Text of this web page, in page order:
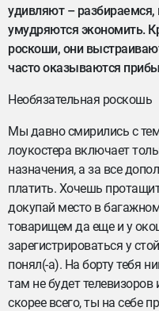
удивляют –
умудряются экономить.
роскоши, они
часто оказываются
Необязательная роскошь
Мы давно смирились с
лоукостера включает
назначения, а за все
платить. Хочешь
докупай место в
товарищем да еще и у
зарегистрироваться у
понял(-а). На борту тебя
там не будет
скорее всего, ты на себе